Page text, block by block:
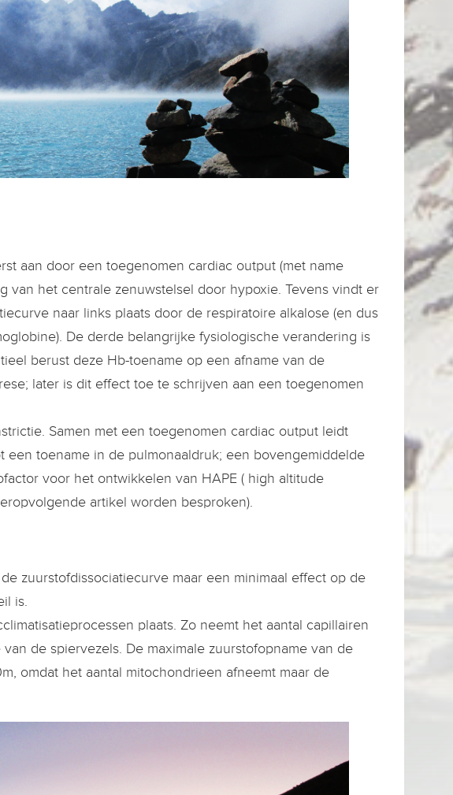
aan door een toegenomen cardiac output (met name
van het centrale zenuwstelsel door hypoxie. Tevens vindt er
naar links plaats door de respiratoire alkalose (en dus
De derde belangrijke fysiologische verandering is
berust deze Hb-toename op een afname van de
later is dit effect toe te schrijven aan een toegenomen
Samen met een toegenomen cardiac output leidt
een toename in de pulmonaaldruk; een bovengemiddelde
voor het ontwikkelen van HAPE ( high altitude
artikel worden besproken).
zuurstofdissociatiecurve maar een minimaal effect op de
is.
plaats. Zo neemt het aantal capillairen
de spiervezels. De maximale zuurstofopname van de
omdat het aantal mitochondrieen afneemt maar de